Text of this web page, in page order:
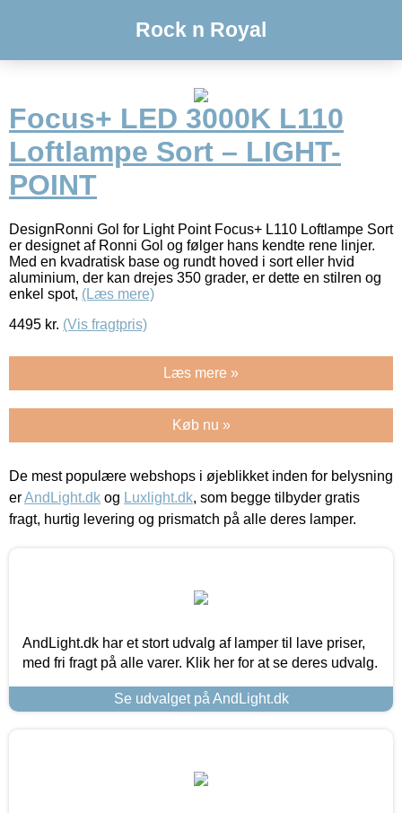
Rock n Royal
Focus+ LED 3000K L110
Loftlampe Sort – LIGHT-
POINT
DesignRonni Gol for Light Point Focus+ L110 Loftlampe Sort
er designet af Ronni Gol og følger hans kendte rene linjer.
Med en kvadratisk base og rundt hoved i sort eller hvid
aluminium, der kan drejes 350 grader, er dette en stilren og
enkel spot, (Læs mere)
4495 kr. (Vis fragtpris)
Læs mere »
Køb nu »
De mest populære webshops i øjeblikket inden for belysning
erAndLight.dk og Luxlight.dk, som begge tilbyder gratis
fragt, hurtig levering og prismatch på alle deres lamper.
AndLight.dk har et stort udvalg af lamper til lave priser,
med fri fragt på alle varer. Klik her for at se deres udvalg.
Se udvalget på AndLight.dk